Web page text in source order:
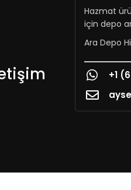
Hazmat
için depo
Ara Depo
+1